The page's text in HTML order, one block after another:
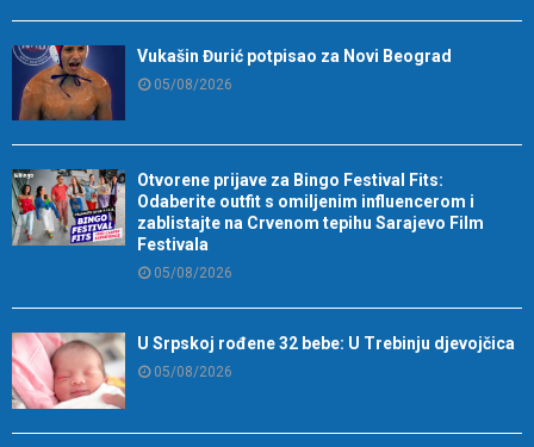
Vukašin Đurić potpisao za Novi Beograd
05/08/2026
Otvorene prijave za Bingo Festival Fits:
Odaberite outfit s omiljenim influencerom i
zablistajte na Crvenom tepihu Sarajevo Film
Festivala
05/08/2026
U Srpskoj rođene 32 bebe: U Trebinju djevojčica
05/08/2026